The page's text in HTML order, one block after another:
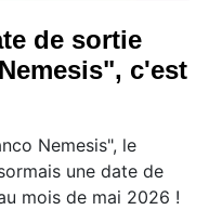
de sortie
c'est
Nemesis", le
une date de
mois de mai 2026 !